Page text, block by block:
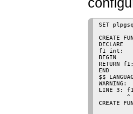
SET
CREATE
DECLARE
f1 int;
BEGIN
RETURN f1;
END
$$
LINE 3:
        ^
CREATE